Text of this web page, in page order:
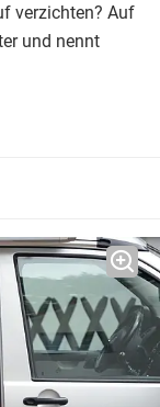
verzichten? Auf
und nennt